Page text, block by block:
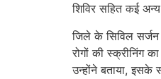
शिविर सहित कई
जिले के सिविल सर्जन
रोगों की स्क्रीनिंग
उन्होंने बताया, इसके